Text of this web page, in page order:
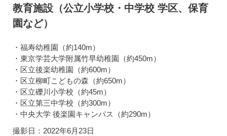
教育施設（公立小学校・中学校 学区、保育
園など）
・福寿幼稚園（約140m）
・東京学芸大学附属竹早幼稚園（約450m）
・区立後楽幼稚園（約600m）
・区立柳町こどもの森（約650m）
・区立礫川小学校（約45m）
・区立第三中学校（約300m）
・中央大学 後楽園キャンパス（約290m）
撮影日：2022年6月23日